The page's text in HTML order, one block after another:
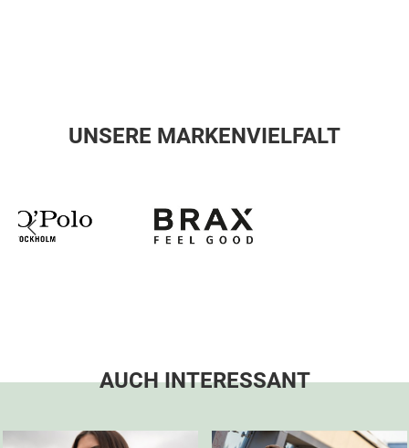
UNSERE MARKENVIELFALT
AUCH INTERESSANT